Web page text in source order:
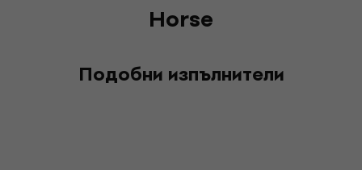
Horse
Подобни изпълнители